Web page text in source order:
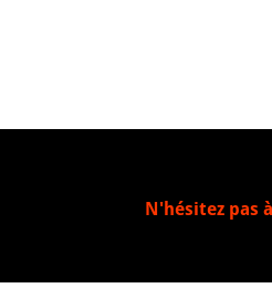
N'hésitez pas